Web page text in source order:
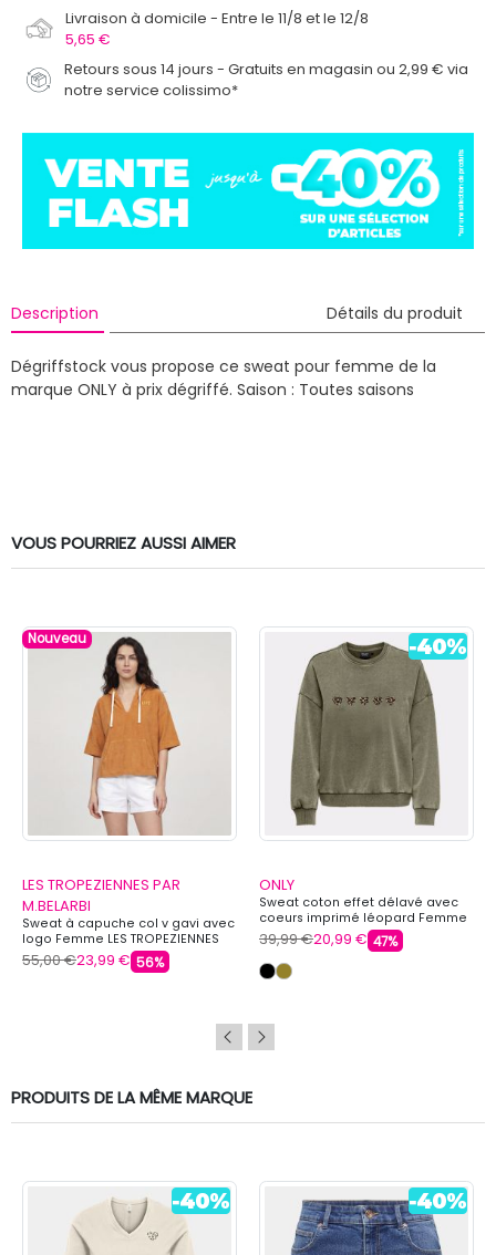
Livraison à domicile
Entre le 11/8 et le 12/8
5,65 €
Retours sous 14 jours - Gratuits en magasin ou 2,99 € via
notre service colissimo*
Description Détails du produit
Dégriffstock vous propose ce sweat pour femme de la
marque ONLY à prix dégriffé. Saison : Toutes saisons
VOUS POURRIEZ AUSSI AIMER
Nouveau
LES TROPEZIENNES PAR
M.BELARBI
Sweat à capuche col v gavi avec
logo Femme LES TROPEZIENNES
PAR M.BELARBI
55,00 €23,99 € 56%
ONLY
Sweat coton effet délavé avec
coeurs imprimé léopard Femme
ONLY
39,99 €20,99 € 47%
PRODUITS DE LA MÊME MARQUE